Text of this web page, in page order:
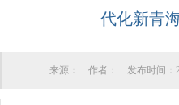
代化新青
来源： 作者： 发布时间：